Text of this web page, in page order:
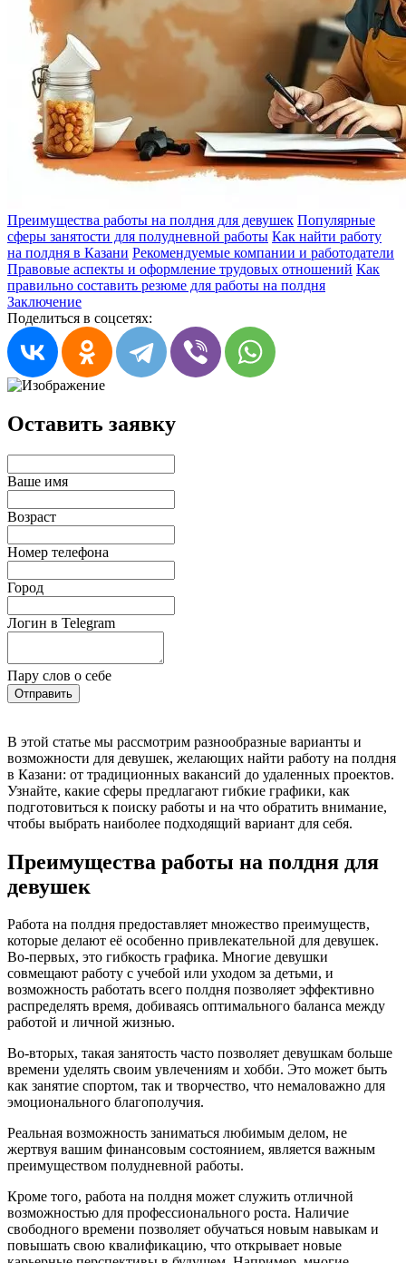
Преимущества работы на полдня для девушек Популярные
сферы занятости для полудневной работы Как найти работу
на полдня в Казани Рекомендуемые компании и работодатели
Правовые аспекты и оформление трудовых отношений Как
правильно составить резюме для работы на полдня
Заключение
Поделиться в соцсетях:
Оставить заявку
Ваше имя
Возраст
Номер телефона
Город
Логин в Telegram
Пару слов о себе
Отправить
В этой статье мы рассмотрим разнообразные варианты и
возможности для девушек, желающих найти работу на полдня
в Казани: от традиционных вакансий до удаленных проектов.
Узнайте, какие сферы предлагают гибкие графики, как
подготовиться к поиску работы и на что обратить внимание,
чтобы выбрать наиболее подходящий вариант для себя.
Преимущества работы на полдня для
девушек
Работа на полдня предоставляет множество преимуществ,
которые делают её особенно привлекательной для девушек.
Во-первых, это гибкость графика. Многие девушки
совмещают работу с учебой или уходом за детьми, и
возможность работать всего полдня позволяет эффективно
распределять время, добиваясь оптимального баланса между
работой и личной жизнью.
Во-вторых, такая занятость часто позволяет девушкам больше
времени уделять своим увлечениям и хобби. Это может быть
как занятие спортом, так и творчество, что немаловажно для
эмоционального благополучия.
Реальная возможность заниматься любимым делом, не
жертвуя вашим финансовым состоянием, является важным
преимуществом полудневной работы.
Кроме того, работа на полдня может служить отличной
возможностью для профессионального роста. Наличие
свободного времени позволяет обучаться новым навыкам и
повышать свою квалификацию, что открывает новые